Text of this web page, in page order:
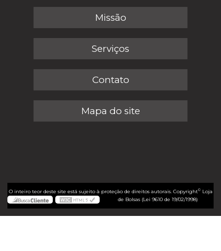
Missão
Serviços
Contato
Mapa do site
O inteiro teor deste site está sujeito à proteção de direitos autorais. Copyright©Loja
de Bolsas (Lei 9610 de 19/02/1998)